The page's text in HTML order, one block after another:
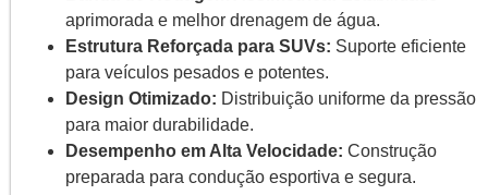
aprimorada e melhor drenagem de água.
Estrutura Reforçada para SUVs: Suporte eficiente
para veículos pesados e potentes.
Design Otimizado: Distribuição uniforme da pressão
para maior durabilidade.
Desempenho em Alta Velocidade: Construção
preparada para condução esportiva e segura.